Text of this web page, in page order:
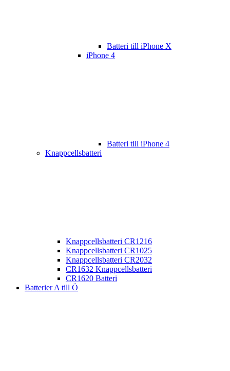
Batteri till iPhone X
iPhone 4
Batteri till iPhone 4
Knappcellsbatteri
Knappcellsbatteri CR1216
Knappcellsbatteri CR1025
Knappcellsbatteri CR2032
CR1632 Knappcellsbatteri
CR1620 Batteri
Batterier A till Ö